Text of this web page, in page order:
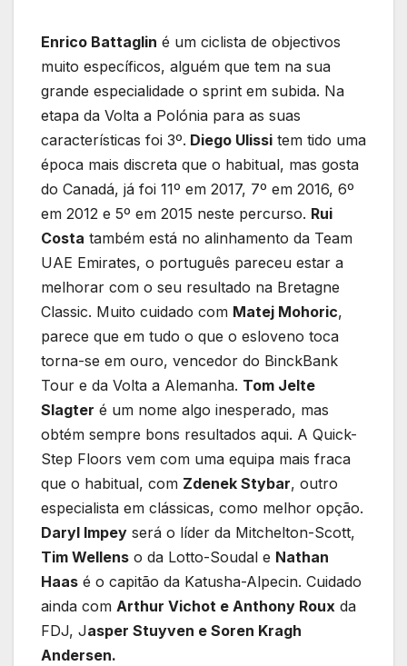
Enrico Battaglin é um ciclista de objectivos
muito específicos, alguém que tem na sua
grande especialidade o sprint em subida. Na
etapa da Volta a Polónia para as suas
características foi 3º. Diego Ulissi tem tido uma
época mais discreta que o habitual, mas gosta
do Canadá, já foi 11º em 2017, 7º em 2016, 6º
em 2012 e 5º em 2015 neste percurso. Rui
Costa também está no alinhamento da Team
UAE Emirates, o português pareceu estar a
melhorar com o seu resultado na Bretagne
Classic. Muito cuidado com Matej Mohoric,
parece que em tudo o que o esloveno toca
torna-se em ouro, vencedor do BinckBank
Tour e da Volta a Alemanha. Tom Jelte
Slagter é um nome algo inesperado, mas
obtém sempre bons resultados aqui. A Quick-
Step Floors vem com uma equipa mais fraca
que o habitual, com Zdenek Stybar, outro
especialista em clássicas, como melhor opção.
Daryl Impey será o líder da Mitchelton-Scott,
Tim Wellens o da Lotto-Soudal e Nathan
Haas é o capitão da Katusha-Alpecin. Cuidado
ainda com Arthur Vichot e Anthony Roux da
FDJ, Jasper Stuyven e Soren Kragh
Andersen.